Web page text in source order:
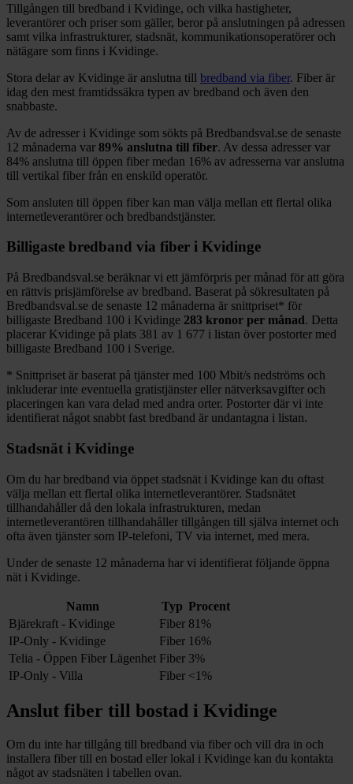
Tillgången till bredband i Kvidinge, och vilka hastigheter,
leverantörer och priser som gäller, beror på anslutningen på adressen
samt vilka infrastrukturer, stadsnät, kommunikationsoperatörer och
nätägare som finns i Kvidinge.
Stora delar av Kvidinge är anslutna till bredband via fiber. Fiber är
idag den mest framtidssäkra typen av bredband och även den
snabbaste.
Av de adresser i Kvidinge som sökts på Bredbandsval.se de senaste
12 månaderna var 89% anslutna till fiber. Av dessa adresser var
84% anslutna till öppen fiber medan 16% av adresserna var anslutna
till vertikal fiber från en enskild operatör.
Som ansluten till öppen fiber kan man välja mellan ett flertal olika
internetleverantörer och bredbandstjänster.
Billigaste bredband via fiber i Kvidinge
På Bredbandsval.se beräknar vi ett jämförpris per månad för att göra
en rättvis prisjämförelse av bredband. Baserat på sökresultaten på
Bredbandsval.se de senaste 12 månaderna är snittpriset* för
billigaste Bredband 100 i Kvidinge 283 kronor per månad. Detta
placerar Kvidinge på plats 381 av 1 677 i listan över postorter med
billigaste Bredband 100 i Sverige.
* Snittpriset är baserat på tjänster med 100 Mbit/s nedströms och
inkluderar inte eventuella gratistjänster eller nätverksavgifter och
placeringen kan vara delad med andra orter. Postorter där vi inte
identifierat något snabbt fast bredband är undantagna i listan.
Stadsnät i Kvidinge
Om du har bredband via öppet stadsnät i Kvidinge kan du oftast
välja mellan ett flertal olika internetleverantörer. Stadsnätet
tillhandahåller då den lokala infrastrukturen, medan
internetleverantören tillhandahåller tillgången till själva internet och
ofta även tjänster som IP-telefoni, TV via internet, med mera.
Under de senaste 12 månaderna har vi identifierat följande öppna
nät i Kvidinge.
Namn Typ Procent
Bjärekraft - Kvidinge
Fiber 81%
IP-Only - Kvidinge
Fiber 16%
Telia - Öppen Fiber Lägenhet Fiber 3%
IP-Only - Villa
Fiber <1%
Anslut fiber till bostad i Kvidinge
Om du inte har tillgång till bredband via fiber och vill dra in och
installera fiber till en bostad eller lokal i Kvidinge kan du kontakta
något av stadsnäten i tabellen ovan.